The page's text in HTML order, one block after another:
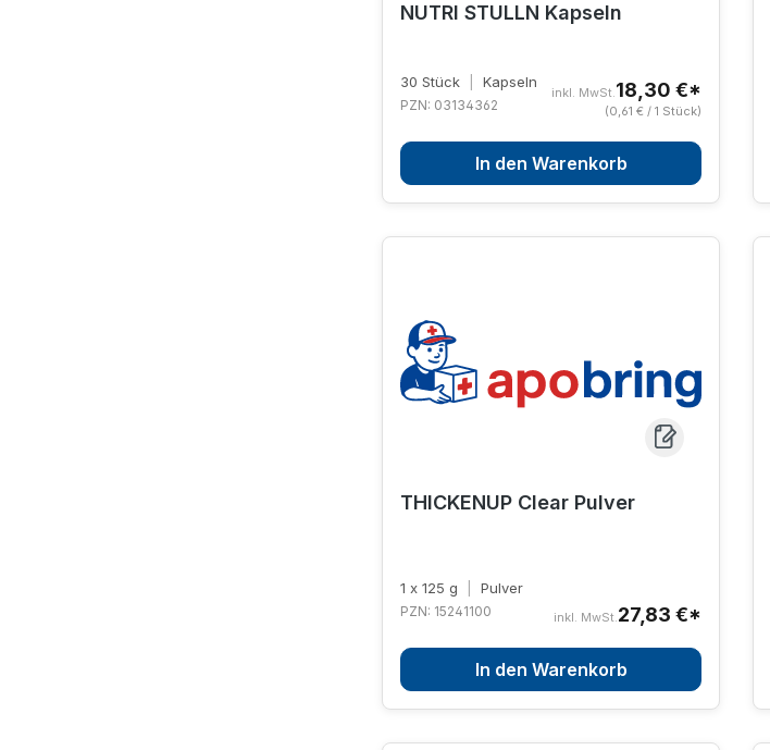
NUTRI STULLN Kapseln
30 Stück Kapseln
PZN: 03134362
inkl. MwSt.18,30 €*
(0,61 € / 1 Stück)
In den Warenkorb
THICKENUP Clear Pulver
1 x 125 g Pulver
PZN: 15241100 inkl. MwSt.27,83 €*
In den Warenkorb